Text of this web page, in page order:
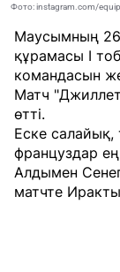
Фото: instagram.com/
Маусымның
құрамасы І
командасын
Матч
өтті.
Еске салайық,
француздар
Алдымен
матчте Иракты